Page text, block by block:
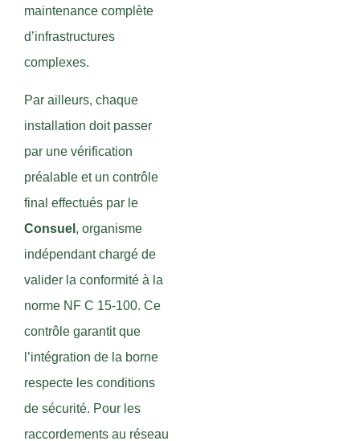
maintenance complète
d’infrastructures
complexes.
Par ailleurs, chaque
installation doit passer
par une vérification
préalable et un contrôle
final effectués par le
Consuel , organisme
indépendant chargé de
valider la conformité à la
norme NF C 15-100. Ce
contrôle garantit que
l’intégration de la borne
respecte les conditions
de sécurité. Pour les
raccordements au réseau